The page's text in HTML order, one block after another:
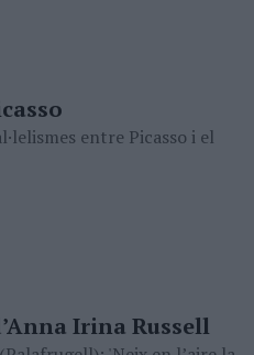
entre Picasso i el
Irina Russell